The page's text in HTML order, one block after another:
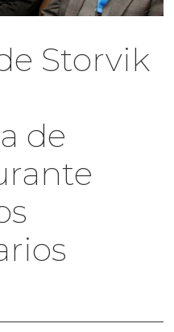
Storvik
de